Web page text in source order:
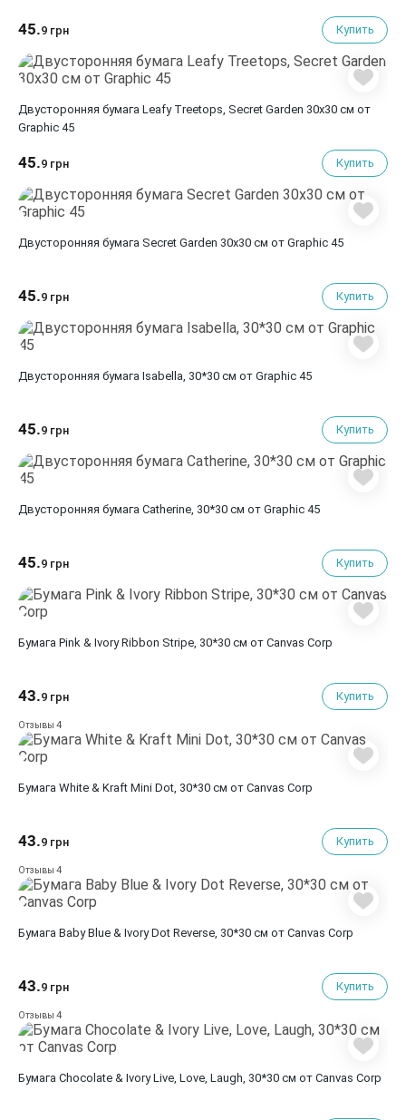
45.9 грн Купить
Двусторонняя бумага Leafy Treetops, Secret Garden 30х30 см от
Graphic 45
45.9 грн Купить
Двусторонняя бумага Secret Garden 30х30 см от Graphic 45
45.9 грн Купить
Двусторонняя бумага Isabella, 30*30 см от Graphic 45
45.9 грн Купить
Двусторонняя бумага Catherine, 30*30 см от Graphic 45
45.9 грн Купить
Бумага Pink & Ivory Ribbon Stripe, 30*30 см от Canvas Corp
43.9 грн Купить
Отзывы 4
Бумага White & Kraft Mini Dot, 30*30 см от Canvas Corp
43.9 грн Купить
Отзывы 4
Бумага Baby Blue & Ivory Dot Reverse, 30*30 см от Canvas Corp
43.9 грн Купить
Отзывы 4
Бумага Chocolate & Ivory Live, Love, Laugh, 30*30 см от Canvas Corp